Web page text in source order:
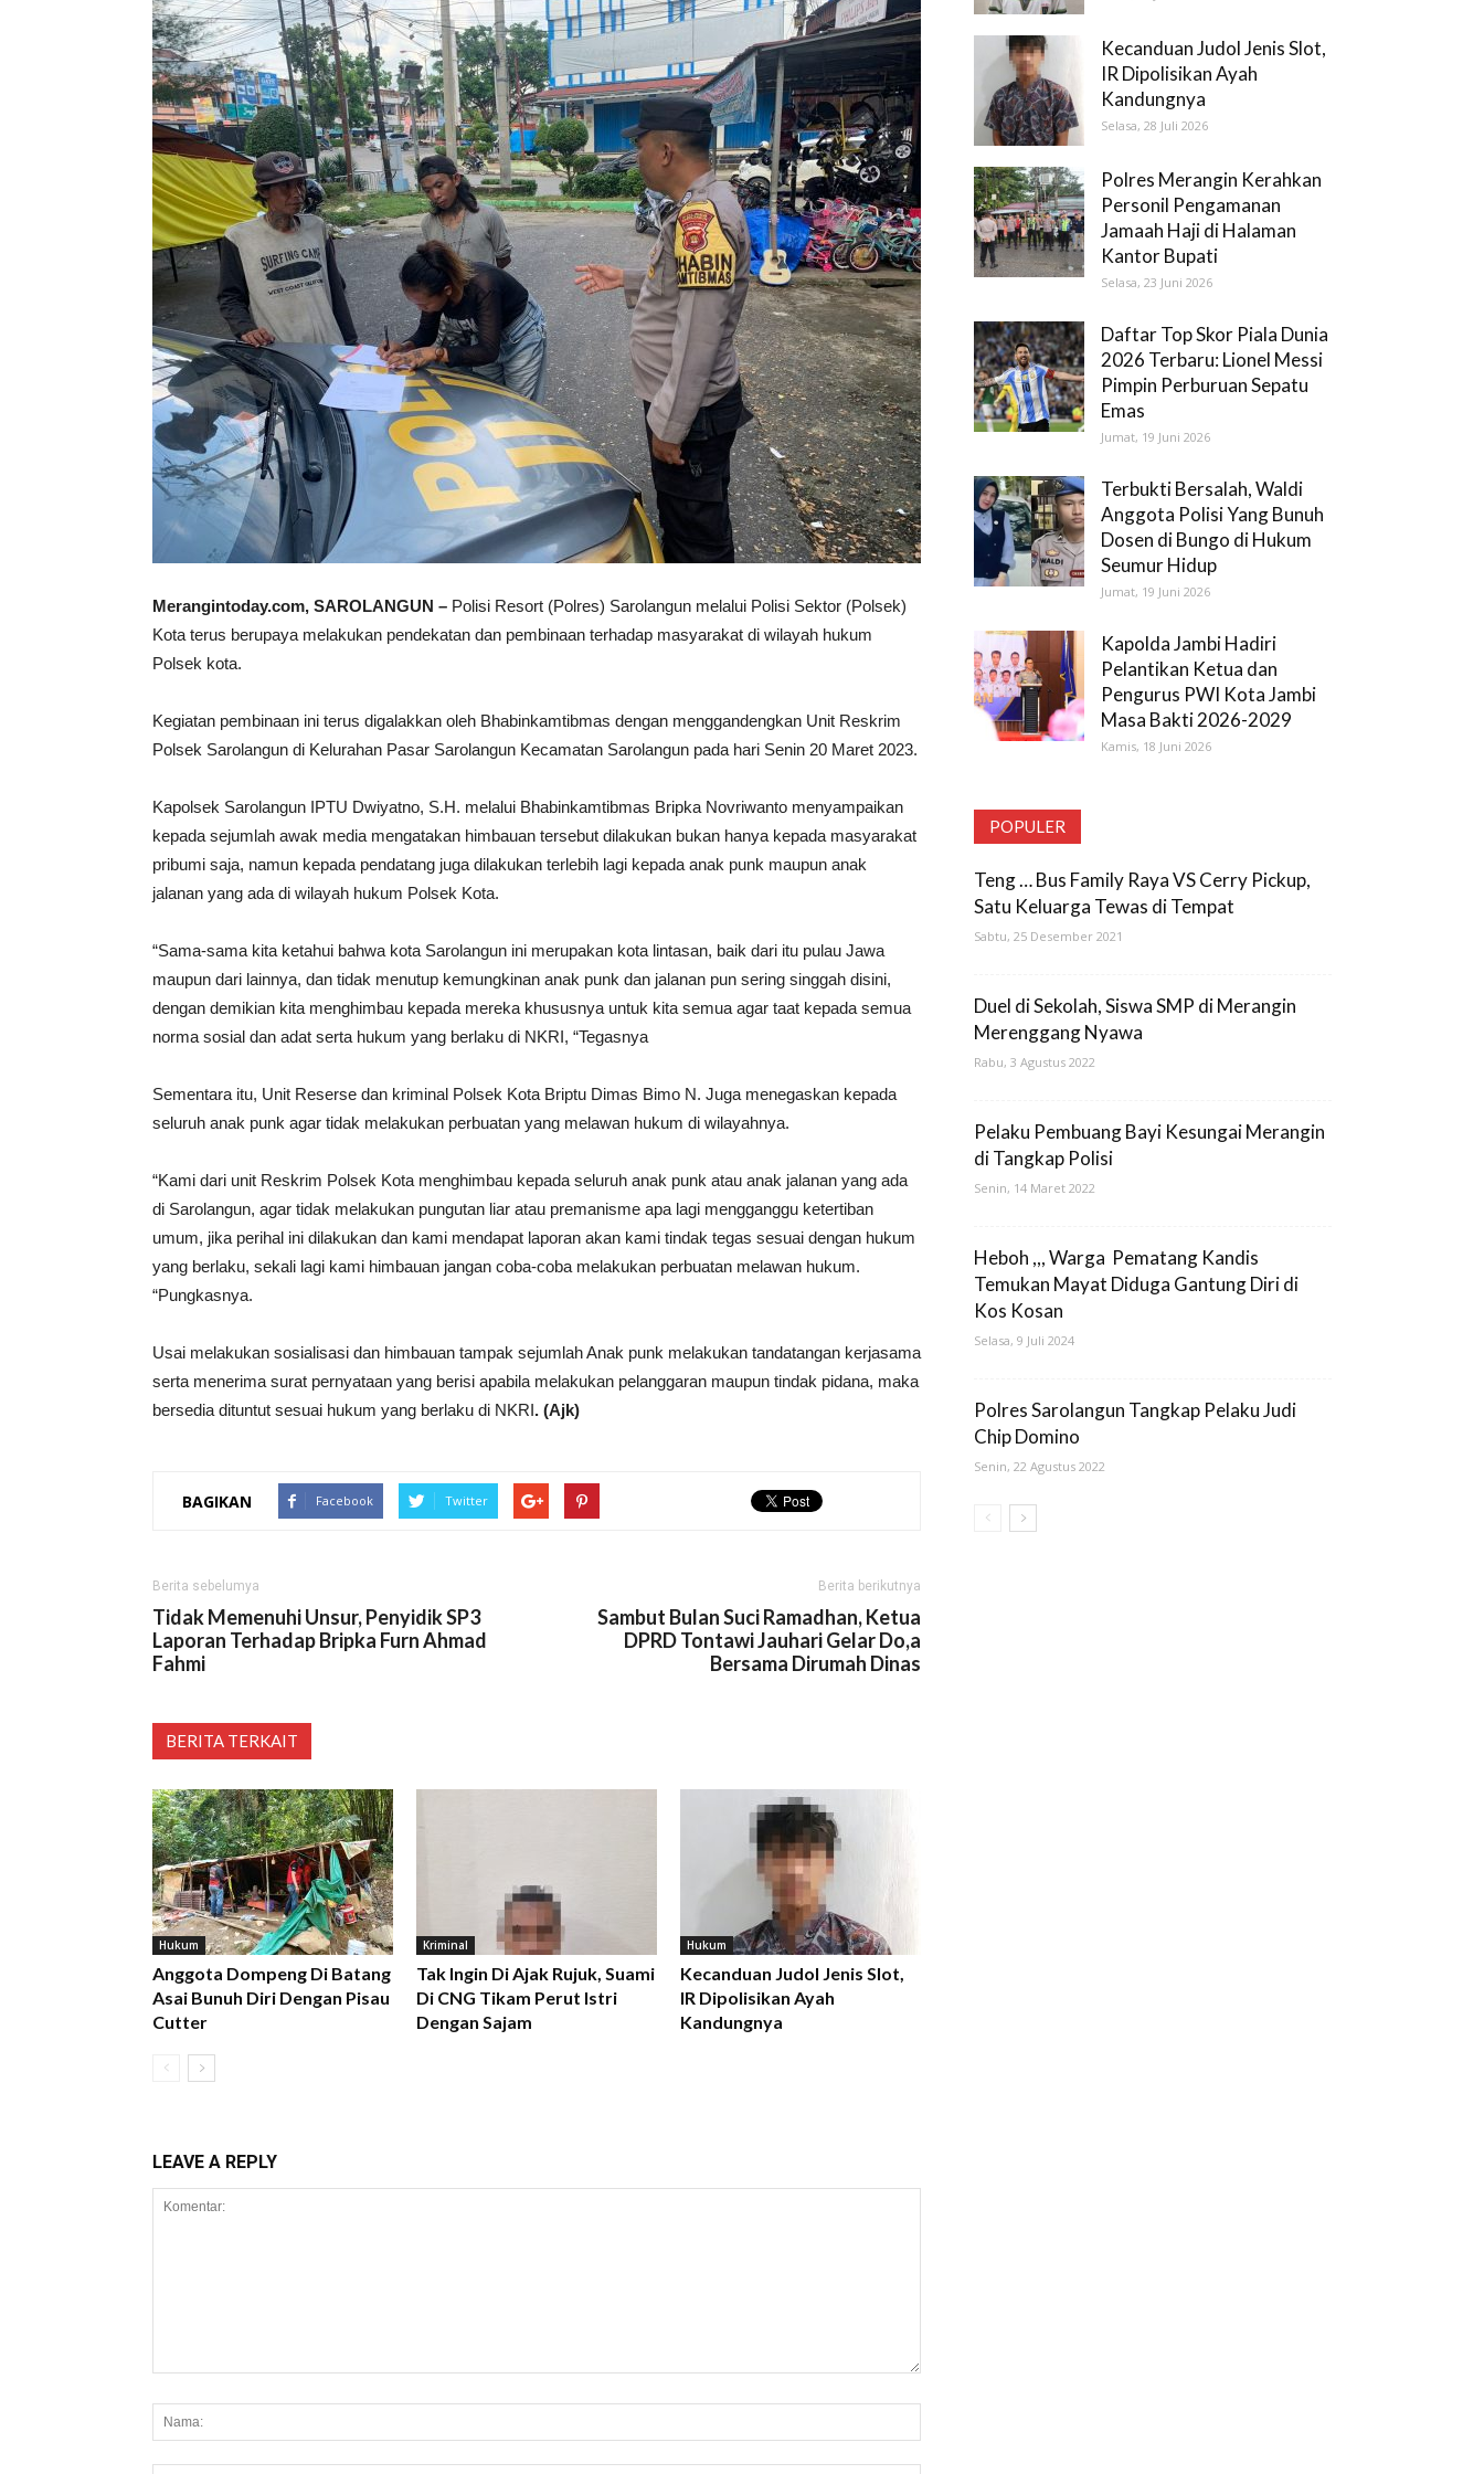
Merangintoday.com, SAROLANGUN – Polisi Resort (Polres) Sarolangun melalui Polisi Sektor (Polsek)
Kota terus berupaya melakukan pendekatan dan pembinaan terhadap masyarakat di wilayah hukum
Polsek kota.
Kegiatan pembinaan ini terus digalakkan oleh Bhabinkamtibmas dengan menggandengkan Unit Reskrim
Polsek Sarolangun di Kelurahan Pasar Sarolangun Kecamatan Sarolangun pada hari Senin 20 Maret 2023.
Kapolsek Sarolangun IPTU Dwiyatno, S.H. melalui Bhabinkamtibmas Bripka Novriwanto menyampaikan
kepada sejumlah awak media mengatakan himbauan tersebut dilakukan bukan hanya kepada masyarakat
pribumi saja, namun kepada pendatang juga dilakukan terlebih lagi kepada anak punk maupun anak
jalanan yang ada di wilayah hukum Polsek Kota.
“Sama-sama kita ketahui bahwa kota Sarolangun ini merupakan kota lintasan, baik dari itu pulau Jawa
maupun dari lainnya, dan tidak menutup kemungkinan anak punk dan jalanan pun sering singgah disini,
dengan demikian kita menghimbau kepada mereka khususnya untuk kita semua agar taat kepada semua
norma sosial dan adat serta hukum yang berlaku di NKRI, “Tegasnya
Sementara itu, Unit Reserse dan kriminal Polsek Kota Briptu Dimas Bimo N. Juga menegaskan kepada
seluruh anak punk agar tidak melakukan perbuatan yang melawan hukum di wilayahnya.
“Kami dari unit Reskrim Polsek Kota menghimbau kepada seluruh anak punk atau anak jalanan yang ada
di Sarolangun, agar tidak melakukan pungutan liar atau premanisme apa lagi mengganggu ketertiban
umum, jika perihal ini dilakukan dan kami mendapat laporan akan kami tindak tegas sesuai dengan hukum
yang berlaku, sekali lagi kami himbauan jangan coba-coba melakukan perbuatan melawan hukum.
“Pungkasnya.
Usai melakukan sosialisasi dan himbauan tampak sejumlah Anak punk melakukan tandatangan kerjasama
serta menerima surat pernyataan yang berisi apabila melakukan pelanggaran maupun tindak pidana, maka
bersedia dituntut sesuai hukum yang berlaku di NKRI. (Ajk)
BAGIKAN Facebook Twitter
Berita sebelumya
Tidak Memenuhi Unsur, Penyidik SP3
Laporan Terhadap Bripka Furn Ahmad
Fahmi
Berita berikutnya
Sambut Bulan Suci Ramadhan, Ketua
DPRD Tontawi Jauhari Gelar Do,a
Bersama Dirumah Dinas
BERITA TERKAIT
Hukum
Anggota Dompeng Di Batang
Asai Bunuh Diri Dengan Pisau
Cutter
Kriminal
Tak Ingin Di Ajak Rujuk, Suami
Di CNG Tikam Perut Istri
Dengan Sajam
Hukum
Kecanduan Judol Jenis Slot,
IR Dipolisikan Ayah
Kandungnya
LEAVE A REPLY
Kecanduan Judol Jenis Slot,
IR Dipolisikan Ayah
Kandungnya
Selasa, 28 Juli 2026
Polres Merangin Kerahkan
Personil Pengamanan
Jamaah Haji di Halaman
Kantor Bupati
Selasa, 23 Juni 2026
Daftar Top Skor Piala Dunia
2026 Terbaru: Lionel Messi
Pimpin Perburuan Sepatu
Emas
Jumat, 19 Juni 2026
Terbukti Bersalah, Waldi
Anggota Polisi Yang Bunuh
Dosen di Bungo di Hukum
Seumur Hidup
Jumat, 19 Juni 2026
Kapolda Jambi Hadiri
Pelantikan Ketua dan
Pengurus PWI Kota Jambi
Masa Bakti 2026-2029
Kamis, 18 Juni 2026
POPULER
Teng … Bus Family Raya VS Cerry Pickup,
Satu Keluarga Tewas di Tempat
Sabtu, 25 Desember 2021
Duel di Sekolah, Siswa SMP di Merangin
Merenggang Nyawa
Rabu, 3 Agustus 2022
Pelaku Pembuang Bayi Kesungai Merangin
di Tangkap Polisi
Senin, 14 Maret 2022
Heboh ,,, Warga Pematang Kandis
Temukan Mayat Diduga Gantung Diri di
Kos Kosan
Selasa, 9 Juli 2024
Polres Sarolangun Tangkap Pelaku Judi
Chip Domino
Senin, 22 Agustus 2022